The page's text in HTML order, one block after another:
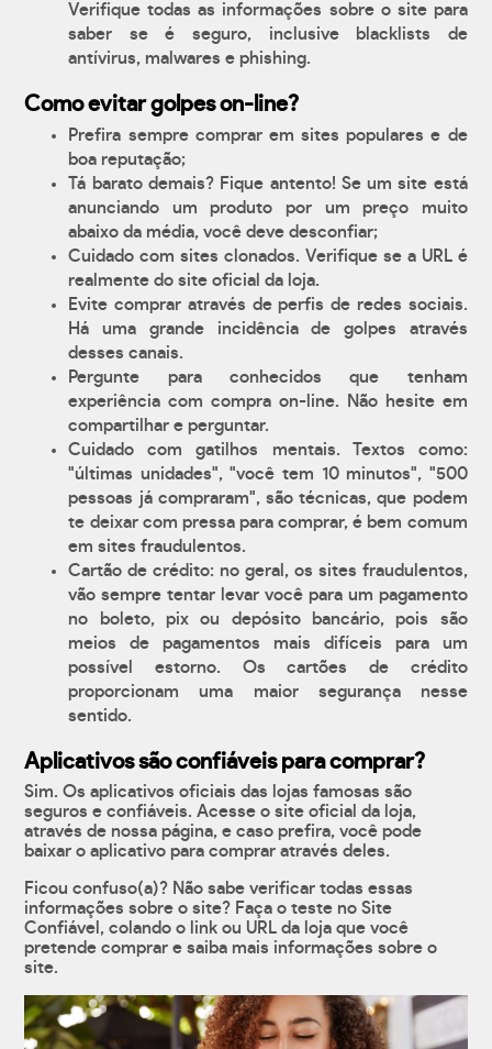
Verifique todas as informações sobre o site para
saber se é seguro, inclusive blacklists de
antívirus, malwares e phishing.
Como evitar golpes on-line?
Prefira sempre comprar em sites populares e de
boa reputação;
Tá barato demais? Fique antento! Se um site está
anunciando um produto por um preço muito
abaixo da média, você deve desconfiar;
Cuidado com sites clonados. Verifique se a URL é
realmente do site oficial da loja.
Evite comprar através de perfis de redes sociais.
Há uma grande incidência de golpes através
desses canais.
Pergunte para conhecidos que tenham
experiência com compra on-line. Não hesite em
compartilhar e perguntar.
Cuidado com gatilhos mentais. Textos como:
"últimas unidades", "você tem 10 minutos", "500
pessoas já compraram", são técnicas, que podem
te deixar com pressa para comprar, é bem comum
em sites fraudulentos.
Cartão de crédito: no geral, os sites fraudulentos,
vão sempre tentar levar você para um pagamento
no boleto, pix ou depósito bancário, pois são
meios de pagamentos mais difíceis para um
possível estorno. Os cartões de crédito
proporcionam uma maior segurança nesse
sentido.
Aplicativos são confiáveis para comprar?
Sim. Os aplicativos oficiais das lojas famosas são
seguros e confiáveis. Acesse o site oficial da loja,
através de nossa página, e caso prefira, você pode
baixar o aplicativo para comprar através deles.
Ficou confuso(a)? Não sabe verificar todas essas
informações sobre o site? Faça o teste no Site
Confiável, colando o link ou URL da loja que você
pretende comprar e saiba mais informações sobre o
site.